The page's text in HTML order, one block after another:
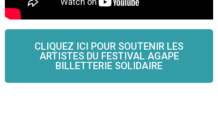
CLIQUEZ ICI POUR SOUTENIR LES
ARTISTES DU FESTIVAL AGAPE
BILLETTERIE SOLIDAIRE